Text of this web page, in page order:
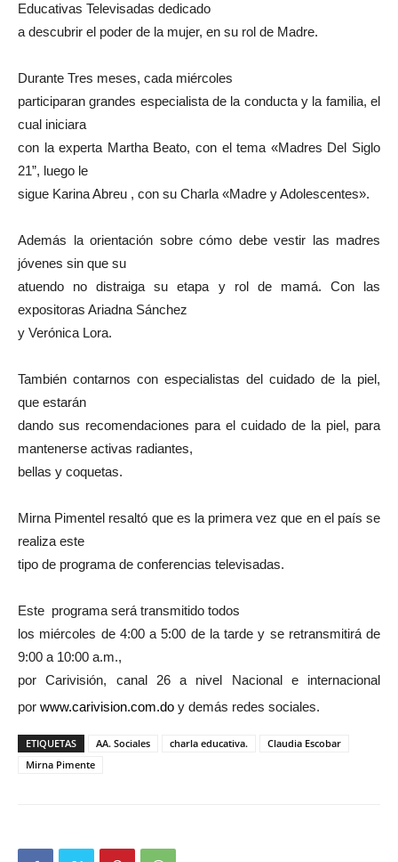
Educativas Televisadas dedicado
a descubrir el poder de la mujer, en su rol de Madre.
Durante Tres meses, cada miércoles
participaran grandes especialista de la conducta y la familia, el
cual iniciara
con la experta Martha Beato, con el tema «Madres Del Siglo
21”, luego le
sigue Karina Abreu , con su Charla «Madre y Adolescentes».
Además la orientación sobre cómo debe vestir las madres
jóvenes sin que su
atuendo no distraiga su etapa y rol de mamá. Con las
expositoras Ariadna Sánchez
y Verónica Lora.
También contarnos con especialistas del cuidado de la piel,
que estarán
dando sus recomendaciones para el cuidado de la piel, para
mantenerse activas radiantes,
bellas y coquetas.
Mirna Pimentel resaltó que es la primera vez que en el país se
realiza este
tipo de programa de conferencias televisadas.
Este programa será transmitido todos
los miércoles de 4:00 a 5:00 de la tarde y se retransmitirá de
9:00 a 10:00 a.m.,
por Carivisión, canal 26 a nivel Nacional e internacional
por www.carivision.com.do y demás redes sociales.
ETIQUETAS AA. Sociales charla educativa.
Claudia Escobar
Mirna Pimente